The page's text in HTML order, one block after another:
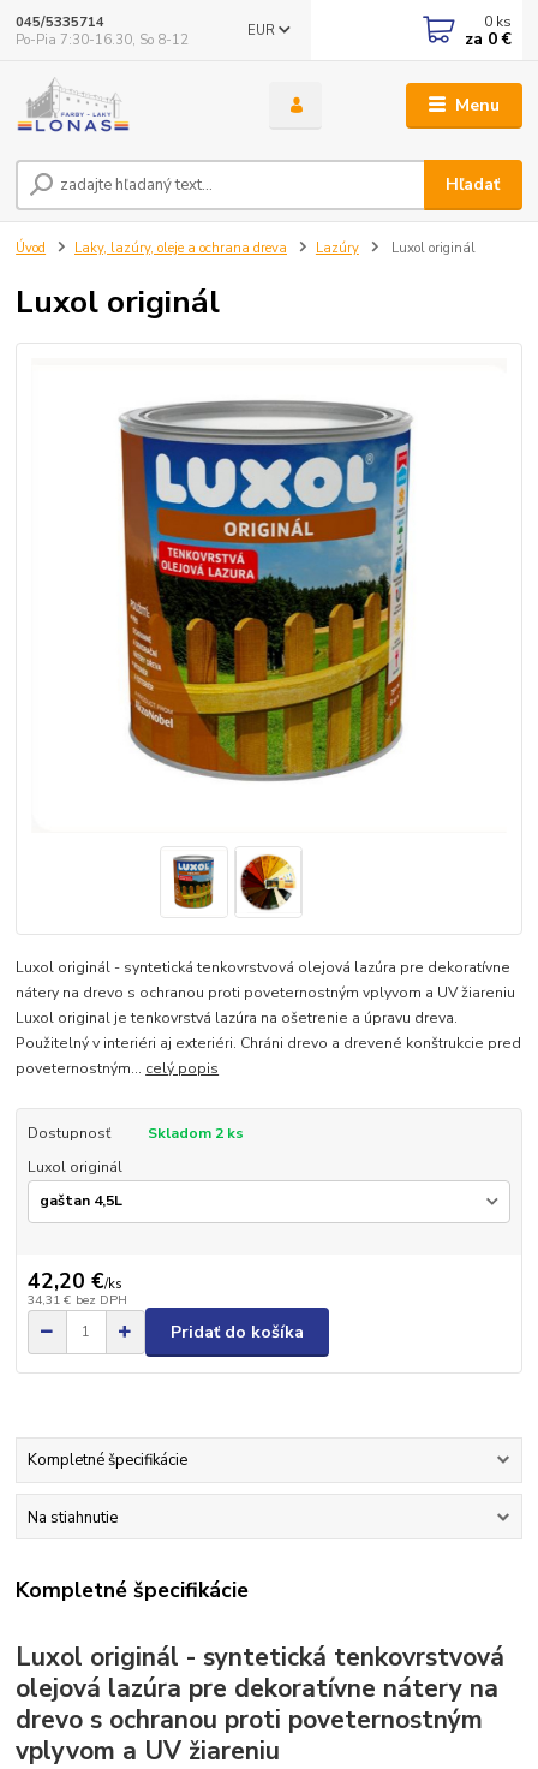
Menu
EUR
Hľadať
045/5335714
Po-Pia 7:30-16.30, So 8-12
0 ks
za 0 €
Úvod Laky, lazúry, oleje a ochrana dreva Lazúry Luxol originál
Luxol originál
Luxol originál - syntetická tenkovrstvová olejová lazúra pre dekoratívne
nátery na drevo s ochranou proti poveternostným vplyvom a UV žiareniu
Luxol original je tenkovrstvá lazúra na ošetrenie a úpravu dreva.
Použitelný v interiéri aj exteriéri. Chráni drevo a drevené konštrukcie pred
poveternostným... celý popis
Dostupnosť
Skladom 2 ks
Luxol originál
42,20 €/ks
34,31 € bez DPH
Pridať do košíka
Kompletné špecifikácie
Na stiahnutie
Kompletné špecifikácie
Luxol originál - syntetická tenkovrstvová
olejová lazúra pre dekoratívne nátery na
drevo s ochranou proti poveternostným
vplyvom a UV žiareniu